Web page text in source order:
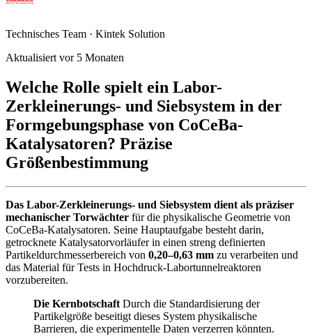
Technisches Team · Kintek Solution
Aktualisiert vor 5 Monaten
Welche Rolle spielt ein Labor-
Zerkleinerungs- und Siebsystem in der
Formgebungsphase von CoCeBa-
Katalysatoren? Präzise
Größenbestimmung
Das Labor-Zerkleinerungs- und Siebsystem dient als präziser
mechanischer Torwächter für die physikalische Geometrie von
CoCeBa-Katalysatoren. Seine Hauptaufgabe besteht darin,
getrocknete Katalysatorvorläufer in einen streng definierten
Partikeldurchmesserbereich von 0,20–0,63 mm zu verarbeiten und
das Material für Tests in Hochdruck-Labortunnelreaktoren
vorzubereiten.
Die Kernbotschaft Durch die Standardisierung der
Partikelgröße beseitigt dieses System physikalische
Barrieren, die experimentelle Daten verzerren könnten.